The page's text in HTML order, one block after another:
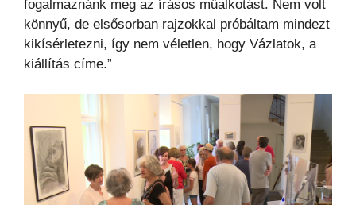
fogalmaznánk meg az írásos műalkotást. Nem volt
könnyű, de elsősorban rajzokkal próbáltam mindezt
kikísérletezni, így nem véletlen, hogy Vázlatok, a
kiállítás címe.”